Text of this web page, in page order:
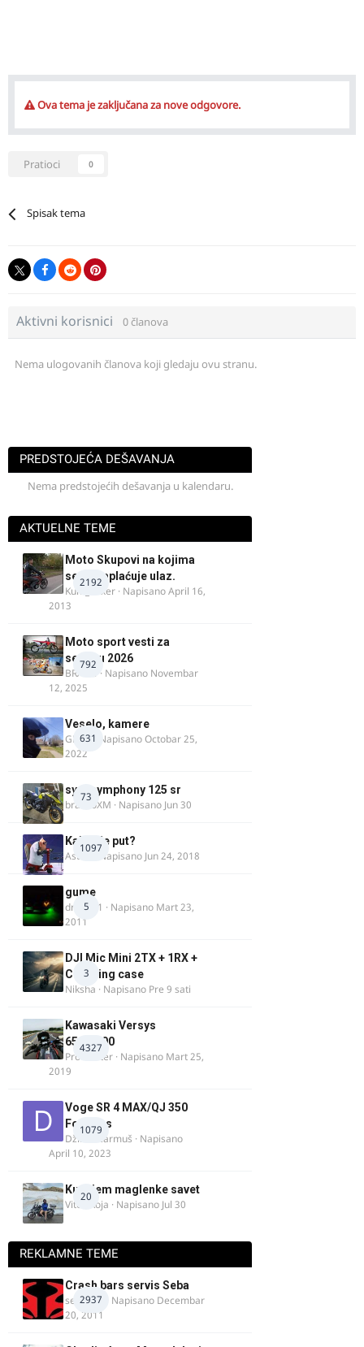
Ova tema je zaključana za nove odgovore.
Pratioci 0
Spisak tema
Aktivni korisnici 0 članova
Nema ulogovanih članova koji gledaju ovu stranu.
PREDSTOJEĆA DEŠAVANJA
Nema predstojećih dešavanja u kalendaru.
AKTUELNE TEME
2192
Moto Skupovi na kojima
se ne naplaćuje ulaz.
Kum_Mixer · NapisanoApril 16,
2013
792
Moto sport vesti za
sezonu 2026
BRACO · Napisano Novembar
12, 2025
631
Veselo, kamere
GR 46· NapisanoOctobar 25,
2022
73
sym symphony 125 sr
brankoXM · Napisano Jun 30
1097
Kakav je put?
Astral· Napisano Jun 24, 2018
5
gume
dragan1 · Napisano Mart 23,
2011
3
DJI Mic Mini 2TX + 1RX +
Charging case
Niksha · Napisano Pre 9 sati
4327
Kawasaki Versys
650/1000
ProMaster · Napisano Mart 25,
2019
1079
Voge SR 4 MAX/QJ 350
Fortress
Džim Džarmuš · Napisano
April 10, 2023
20
Kupujem maglenke savet
Vitez Koja · Napisano Jul 30
REKLAMNE TEME
2937
Crash bars servis Seba
seba011 · Napisano Decembar
20, 2011